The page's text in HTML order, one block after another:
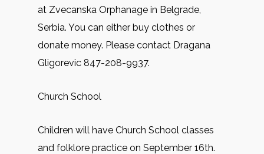
at Zvecanska Orphanage in Belgrade,
Serbia. You can either buy clothes or
donate money. Please contact Dragana
Gligorevic 847-208-9937.
Church School
Children will have Church School classes
and folklore practice on September 16th.